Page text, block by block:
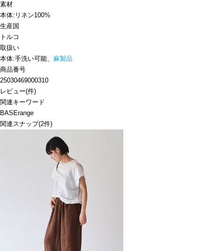
素材
本体:リネン100%
生産国
トルコ
取扱い
本体:手洗い可能、 麻製品
商品番号
25030469000310
レビュー(件)
関連キーワード
BASErange
関連スナップ(2件)